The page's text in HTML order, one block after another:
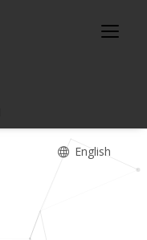
English